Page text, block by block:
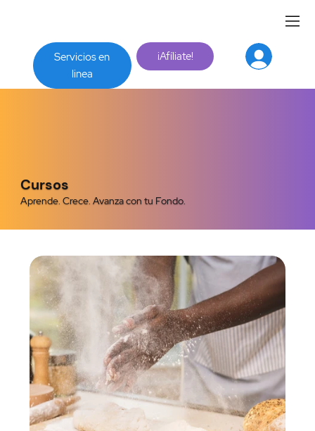
Servicios en
linea
¡Afíliate!
Cursos
Aprende. Crece. Avanza con tu Fondo.